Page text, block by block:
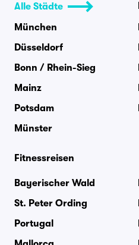
Alle Städte
München
Düsseldorf
Bonn / Rhein-Sieg
Mainz
Potsdam
Münster
Fitnessreisen
Bayerischer Wald
St. Peter Ording
Portugal